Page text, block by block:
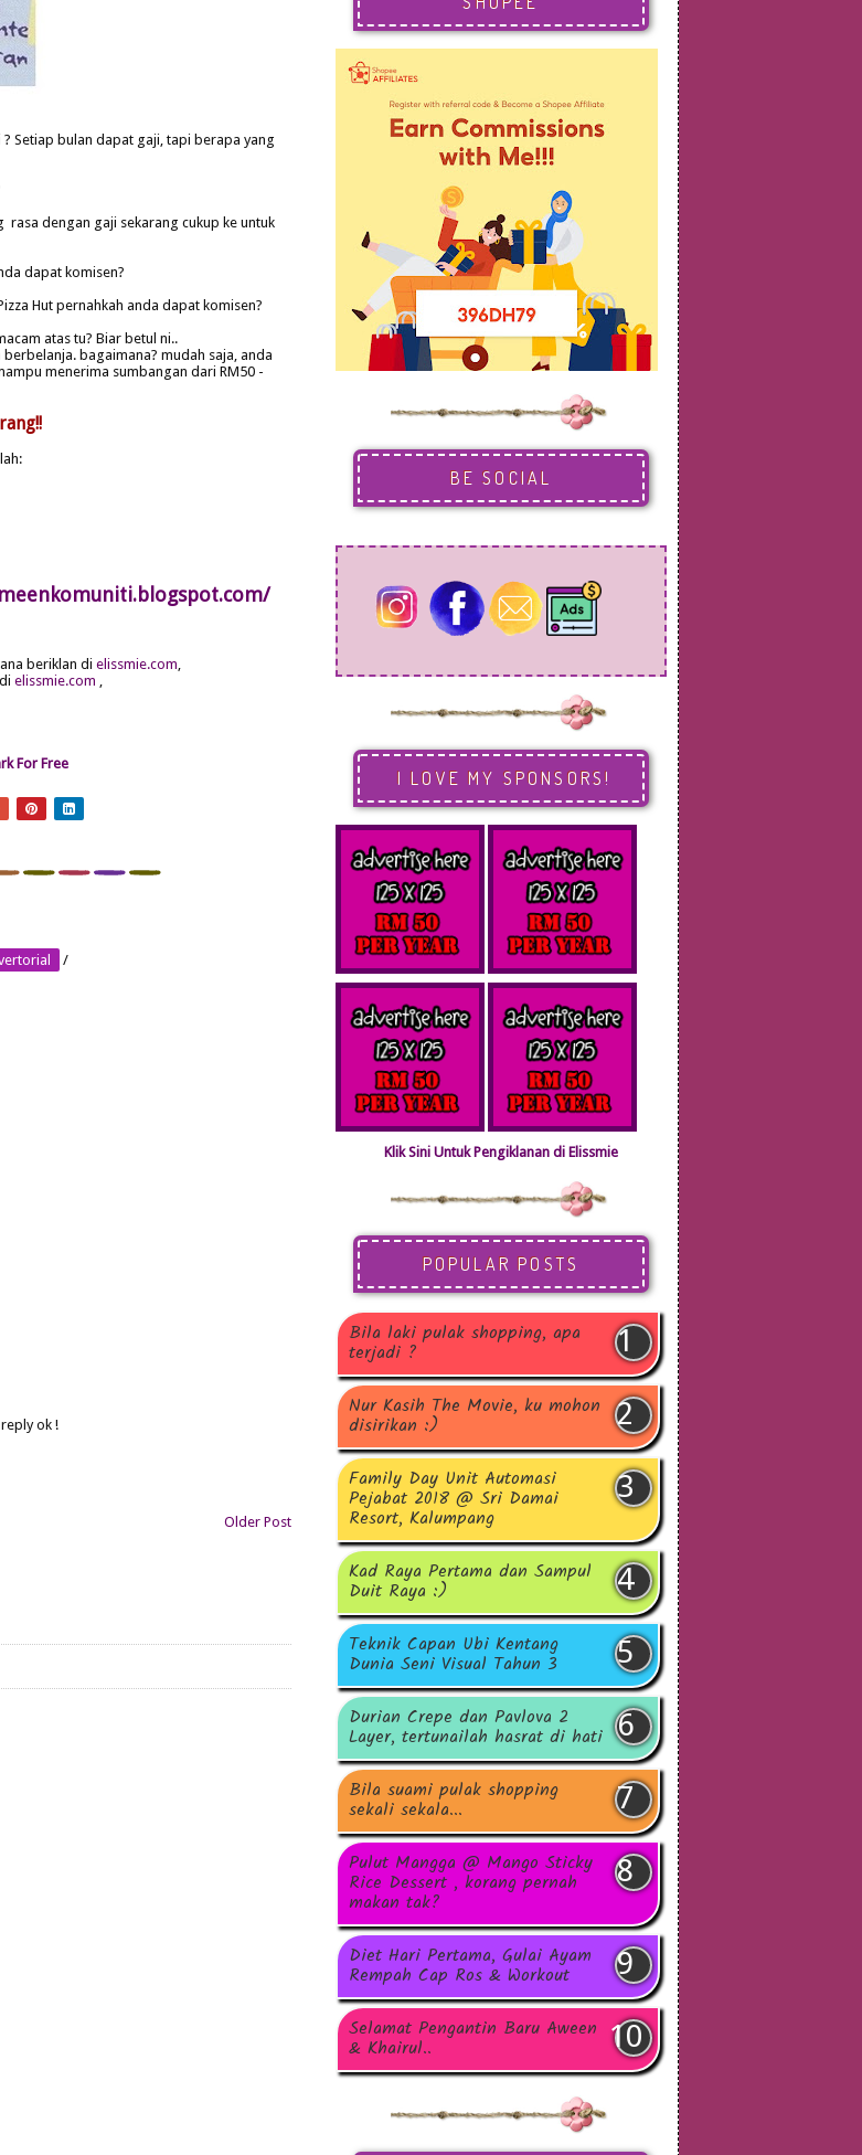
Setiap bulan dapat gaji, tapi berapa yang
dengan gaji sekarang cukup ke untuk
dapat komisen?
Hut pernahkah anda dapat komisen?
atas tu? Biar betul ni..
bagaimana? mudah saja, anda
menerima sumbangan dari RM50 -
beriklan di elissmie.com,
elissmie.com ,
For Free
/
ok !
Older Post
BE SOCIAL
I LOVE MY SPONSORS!
Klik Sini Untuk Pengiklanan di Elissmie
POPULAR POSTS
Bila laki pulak shopping, apa
terjadi ?
Nur Kasih The Movie, ku mohon
disirikan :)
Family Day Unit Automasi
Pejabat 2018 @ Sri Damai
Resort, Kalumpang
Kad Raya Pertama dan Sampul
Duit Raya :)
Teknik Capan Ubi Kentang
Dunia Seni Visual Tahun 3
Durian Crepe dan Pavlova 2
Layer, tertunailah hasrat di hati
Bila suami pulak shopping
sekali sekala...
Pulut Mangga @ Mango Sticky
Rice Dessert , korang pernah
makan tak?
Diet Hari Pertama, Gulai Ayam
Rempah Cap Ros & Workout
Selamat Pengantin Baru Aween
& Khairul..